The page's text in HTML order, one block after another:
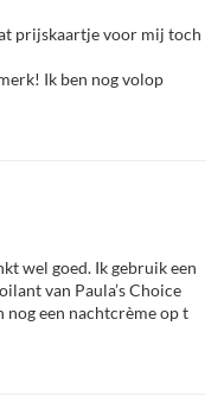
prijskaartje voor mij toch
Ik ben nog volop
wel goed. Ik gebruik een
van Paula’s Choice
nog een nachtcrème op t